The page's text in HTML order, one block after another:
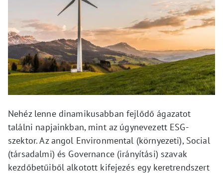
Nehéz lenne dinamikusabban fejlődő ágazatot
találni napjainkban, mint az úgynevezett ESG-
szektor. Az angol Environmental (környezeti), Social
(társadalmi) és Governance (irányítási) szavak
kezdőbetűiből alkotott kifejezés egy keretrendszert